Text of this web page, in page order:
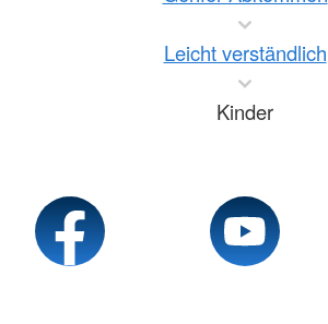
Leicht verständlich
Kinder